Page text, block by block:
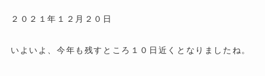
２０２１年１２月２０日
いよいよ、今年も残すところ１０日近くとなりましたね。